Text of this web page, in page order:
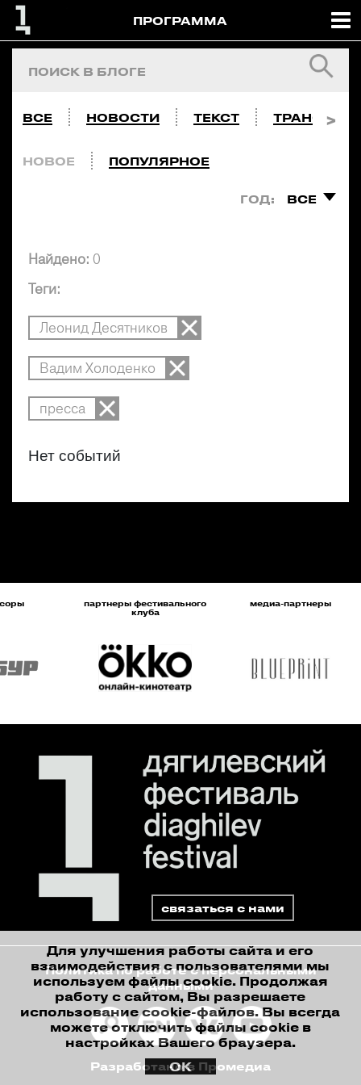
ПРОГРАММА
ВСЕ НОВОСТИ ТЕКСТ
НОВОЕ ПОПУЛЯРНОЕ
ГОД: ВСЕ
Найдено: 0
Теги:
Леонид Десятников
Вадим Холоденко
пресса
Нет событий
партнеры фестивального
клуба
медиа-партнеры
связаться с нами
Политика по работе с персональными
данными
Разработано в Промедиа
Для улучшения работы сайта и его
взаимодействия с пользователями мы
используем файлы cookie. Продолжая
работу с сайтом, Вы разрешаете
использование cookie-файлов. Вы всегда
можете отключить файлы cookie в
настройках Вашего браузера.
ОК